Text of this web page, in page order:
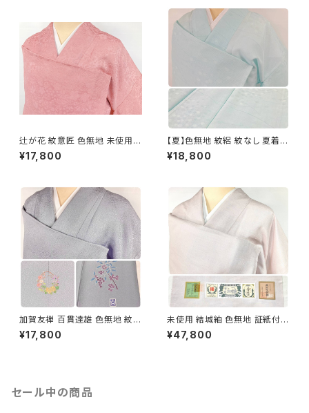
辻が花 紋意匠 色無地 未使用
正絹 一つ紋 ピンク 撫子色 101
1
¥17,800
【夏】色無地 紋絽 紋なし 夏着物
正絹 黄緑 水色 アイスブルー 12
39
¥18,800
加賀友禅 百貫達雄 色無地 紋意
匠 正絹 華紋 洒落紋 葡萄 紫 淡
藤色 1100
¥17,800
未使用 結城紬 色無地 証紙付き
紋なし トールサイズ 身幅有り
袷 正絹 ピンク 1367
¥47,800
セール中の商品